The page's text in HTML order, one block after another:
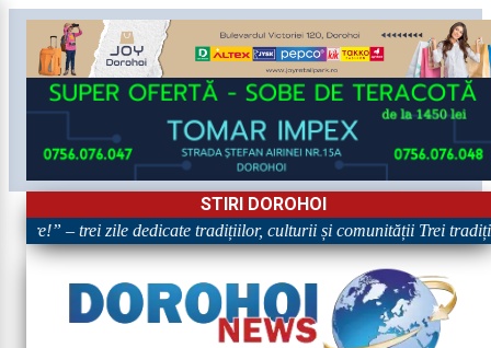
STIRI DOROHOI
– trei zile dedicate tradițiilor, culturii și comunității Trei